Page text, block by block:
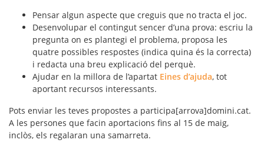
Pensar algun aspecte que creguis que no tracta el joc.
Desenvolupar el contingut sencer d’una prova: escriu la
pregunta on es plantegi el problema, proposa les
quatre possibles respostes (indica quina és la correcta)
i redacta una breu explicació del perquè.
Ajudar en la millora de l’apartat Eines d’ajuda, tot
aportant recursos interessants.
Pots enviar les teves propostes a participa[arrova]domini.cat.
A les persones que facin aportacions fins al 15 de maig,
inclòs, els regalaran una samarreta.